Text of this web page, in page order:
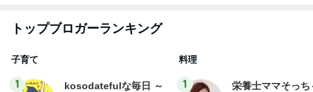
トップブロガーランキング
子育て
1
kosodatefulな毎日 ～
料理
1
栄養士ママそっち